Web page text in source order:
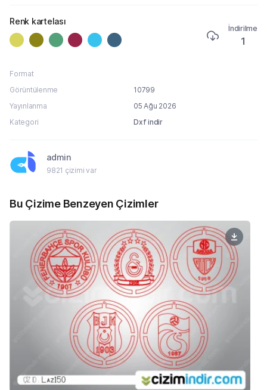
Renk kartelası
İndirilme
1
Format
Görüntülenme
10799
Yayınlanma
05 Ağu 2026
Kategori
Dxf indir
admin
9821 çizimi var
Bu Çizime Benzeyen Çizimler